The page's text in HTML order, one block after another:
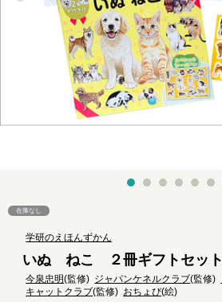
在庫なし
学研のえほんずかん
いぬ ねこ ２冊ギフトセット
今泉忠明(監修) ジャパンケネルクラブ(監修)
キャットクラブ(監修) おちょぴ(絵)